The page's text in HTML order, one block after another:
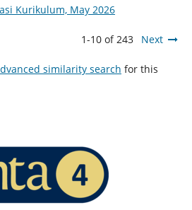
Kurikulum, May 2026
1-10 of 243 Next
similarity search for this